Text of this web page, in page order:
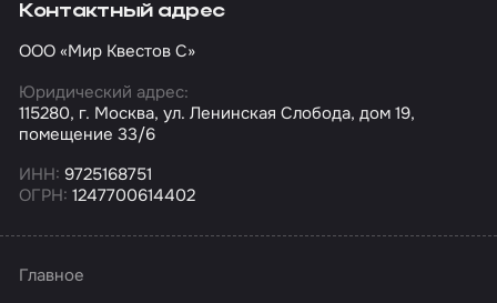
Контактный адрес
ООО «Мир Квестов С»
Юридический адрес:
115280, г. Москва, ул. Ленинская Слобода, дом 19,
помещение 33/6
ИНН: 9725168751
ОГРН: 1247700614402
Главное